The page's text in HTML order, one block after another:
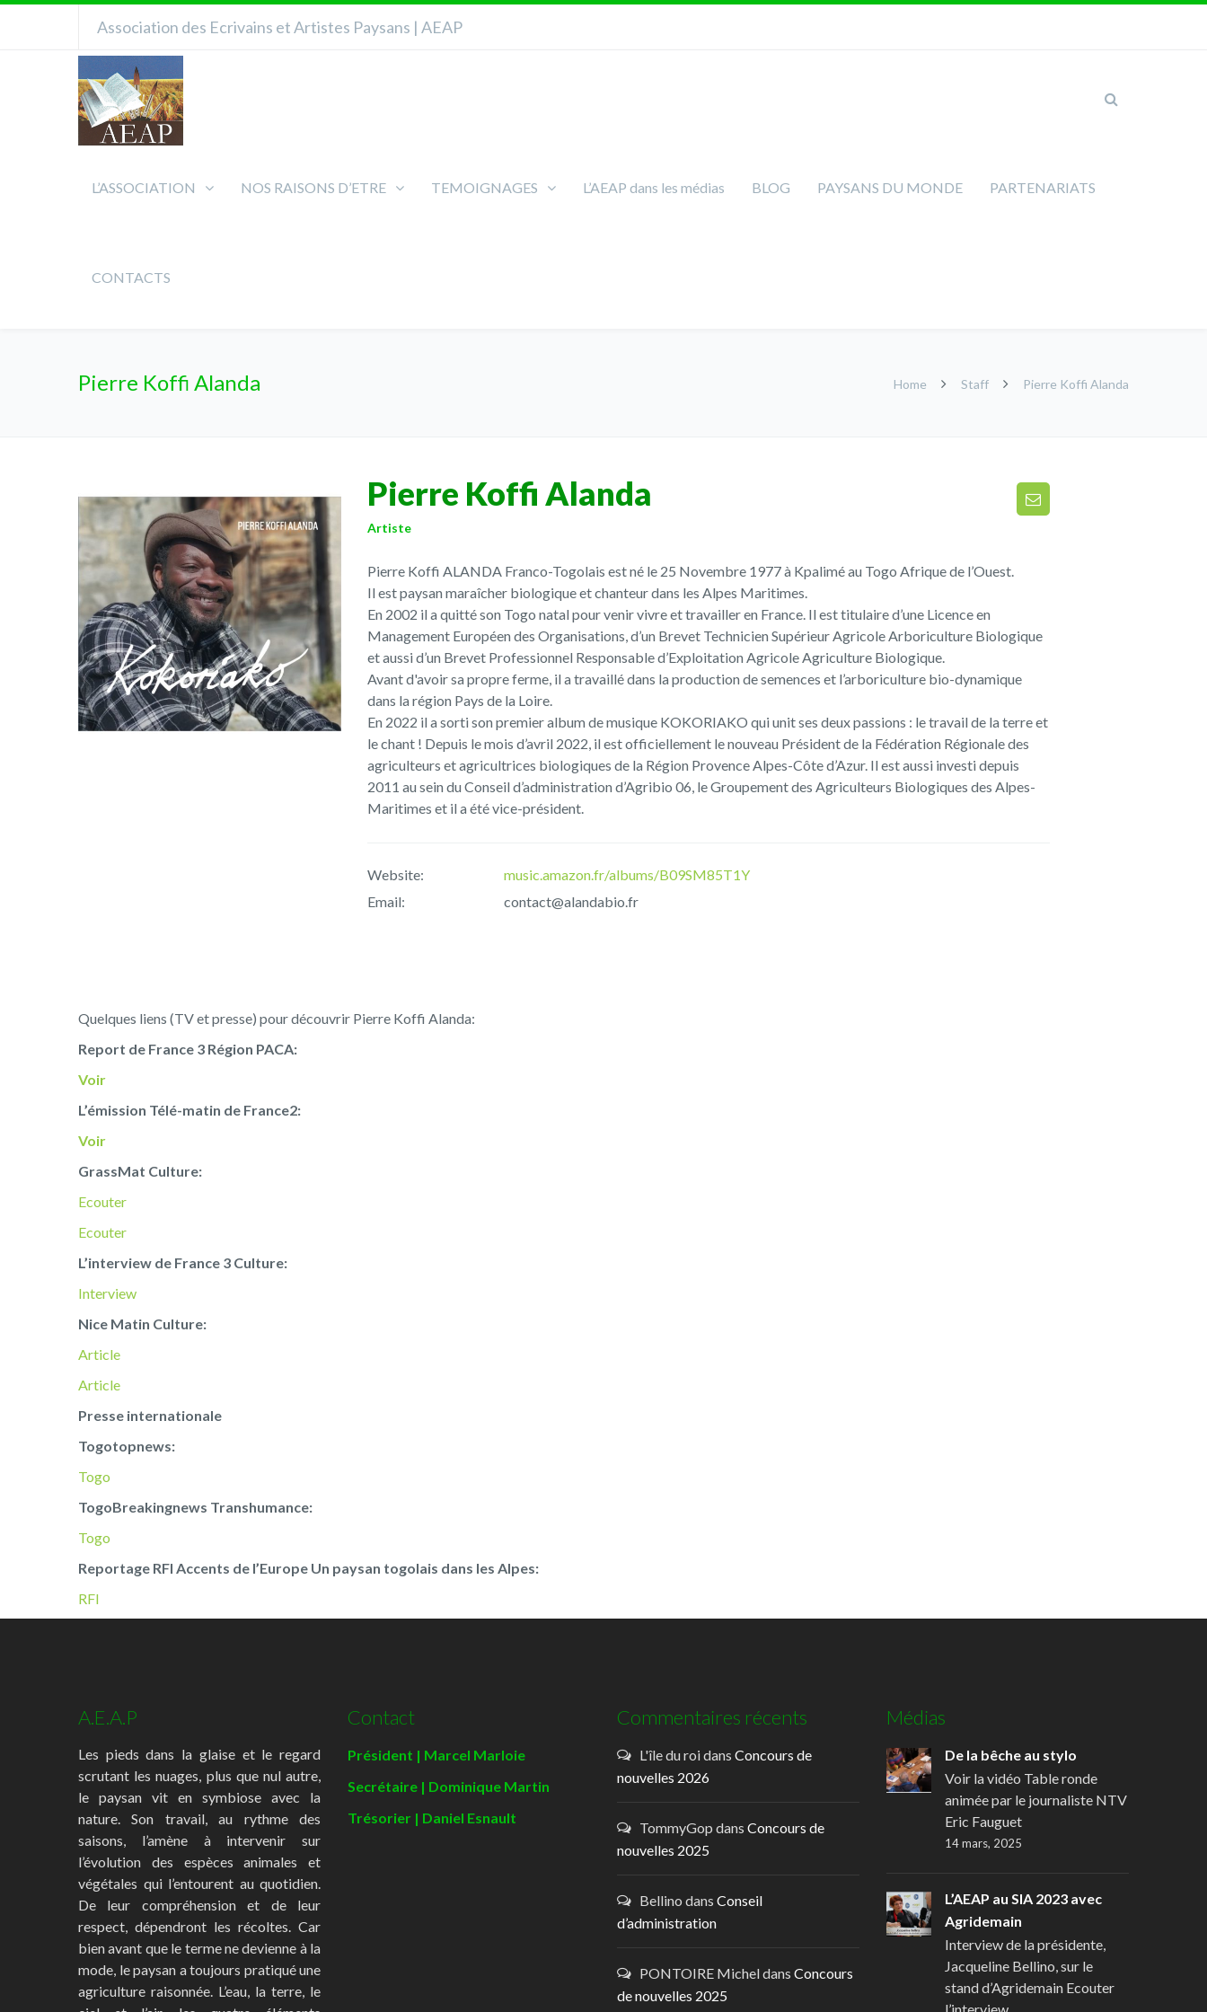
Association des Ecrivains et Artistes Paysans | AEAP
L’ASSOCIATION NOS RAISONS D’ETRE TEMOIGNAGES L’AEAP dans les médias BLOG PAYSANS DU MONDE PARTENARIATS
CONTACTS
Pierre Koffi Alanda Home Staff Pierre Koffi Alanda
Pierre Koffi Alanda
Artiste
Pierre Koffi ALANDA Franco-Togolais est né le 25 Novembre 1977 à Kpalimé au Togo Afrique de l’Ouest.
Il est paysan maraîcher biologique et chanteur dans les Alpes Maritimes.
En 2002 il a quitté son Togo natal pour venir vivre et travailler en France. Il est titulaire d’une Licence en
Management Européen des Organisations, d’un Brevet Technicien Supérieur Agricole Arboriculture Biologique
et aussi d’un Brevet Professionnel Responsable d’Exploitation Agricole Agriculture Biologique.
Avant d'avoir sa propre ferme, il a travaillé dans la production de semences et l’arboriculture bio-dynamique
dans la région Pays de la Loire.
En 2022 il a sorti son premier album de musique KOKORIAKO qui unit ses deux passions : le travail de la terre et
le chant ! Depuis le mois d’avril 2022, il est officiellement le nouveau Président de la Fédération Régionale des
agriculteurs et agricultrices biologiques de la Région Provence Alpes-Côte d’Azur. Il est aussi investi depuis
2011 au sein du Conseil d’administration d’Agribio 06, le Groupement des Agriculteurs Biologiques des Alpes-
Maritimes et il a été vice-président.
Website:
music.amazon.fr/albums/B09SM85T1Y
Email:
contact@alandabio.fr
Quelques liens (TV et presse) pour découvrir Pierre Koffi Alanda:
Report de France 3 Région PACA:
Voir
L’émission Télé-matin de France2:
Voir
GrassMat Culture:
Ecouter
Ecouter
L’interview de France 3 Culture:
Interview
Nice Matin Culture:
Article
Article
Presse internationale
Togotopnews:
Togo
TogoBreakingnews Transhumance:
Togo
Reportage RFI Accents de l’Europe Un paysan togolais dans les Alpes:
RFI
A.E.A.P
Les pieds dans la glaise et le regard
scrutant les nuages, plus que nul autre,
le paysan vit en symbiose avec la
nature. Son travail, au rythme des
saisons, l’amène à intervenir sur
l’évolution des espèces animales et
végétales qui l’entourent au quotidien.
De leur compréhension et de leur
respect, dépendront les récoltes. Car
bien avant que le terme ne devienne à la
mode, le paysan a toujours pratiqué une
agriculture raisonnée. L’eau, la terre, le
Contact
Président | Marcel Marloie
Secrétaire | Dominique Martin
Trésorier | Daniel Esnault
Commentaires récents
L'île du roidans Concours de
nouvelles 2026
TommyGop dans Concours de
nouvelles 2025
Bellino dans Conseil
d’administration
PONTOIRE Micheldans Concours
de nouvelles 2025
Médias
De la bêche au stylo
Voir la vidéo Table ronde
animée par le journaliste NTV
Eric Fauguet
14 mars, 2025
L’AEAP au SIA 2023 avec
Agridemain
Interview de la présidente,
Jacqueline Bellino, sur le
stand d’Agridemain Ecouter